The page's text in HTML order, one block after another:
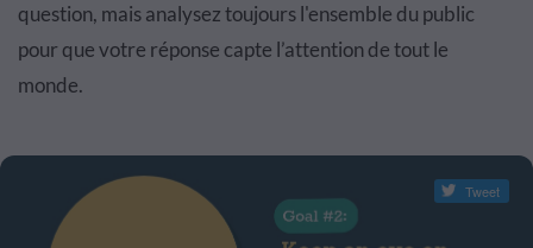
question, mais analysez toujours l'ensemble du public
pour que votre réponse capte l’attention de tout le
monde.
Tweet